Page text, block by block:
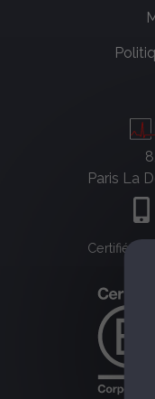
Paris La
Certifié